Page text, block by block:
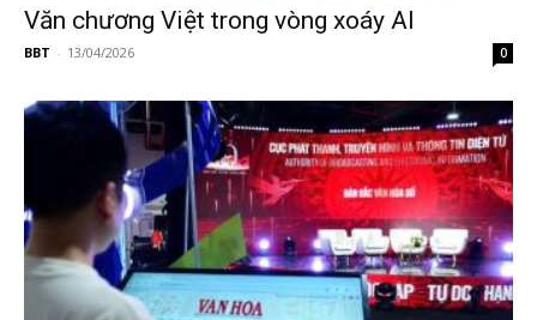
Văn chương Việt trong vòng xoáy AI
BBT - 13/04/2026 0